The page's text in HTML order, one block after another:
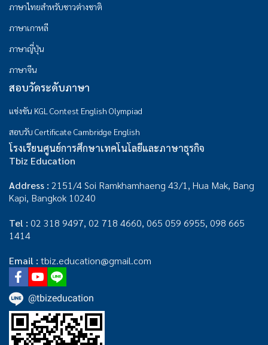
ภาษาไทยสำหรับชาวต่างชาติ
ภาษาเกาหลี
ภาษาญี่ปุ่น
ภาษาจีน
สอบวัดระดับภาษา
แข่งขัน KGL Contest English Olympiad
สอบรับ Certificate Cambridge English
โรงเรียนศูนย์การศึกษาเทคโนโลยีและภาษาธุรกิจ
Tbiz Education
Address : 2151/4 Soi Ramkhamhaeng 43/1, Hua Mak, Bang
Kapi, Bangkok 10240
Tel : 02 318 9497, 02 718 4660, 065 059 6955, 098 665
1414
Email : tbiz.education@gmail.com
@tbizeducation